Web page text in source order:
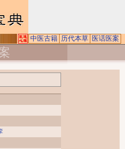
中医古籍 历代本草 医话医案